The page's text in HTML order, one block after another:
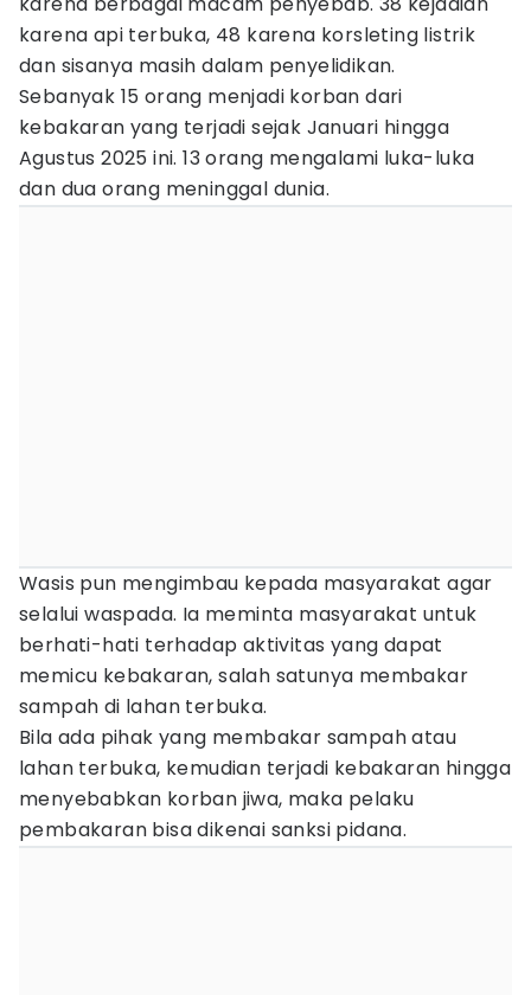
karena api terbuka, 48 karena korsleting listrik
dan sisanya masih dalam penyelidikan.
Sebanyak 15 orang menjadi korban dari
kebakaran yang terjadi sejak Januari hingga
Agustus 2025 ini. 13 orang mengalami luka-luka
dan dua orang meninggal dunia.
Wasis pun mengimbau kepada masyarakat agar
selalui waspada. Ia meminta masyarakat untuk
berhati-hati terhadap aktivitas yang dapat
memicu kebakaran, salah satunya membakar
sampah di lahan terbuka.
Bila ada pihak yang membakar sampah atau
lahan terbuka, kemudian terjadi kebakaran hingga
menyebabkan korban jiwa, maka pelaku
pembakaran bisa dikenai sanksi pidana.